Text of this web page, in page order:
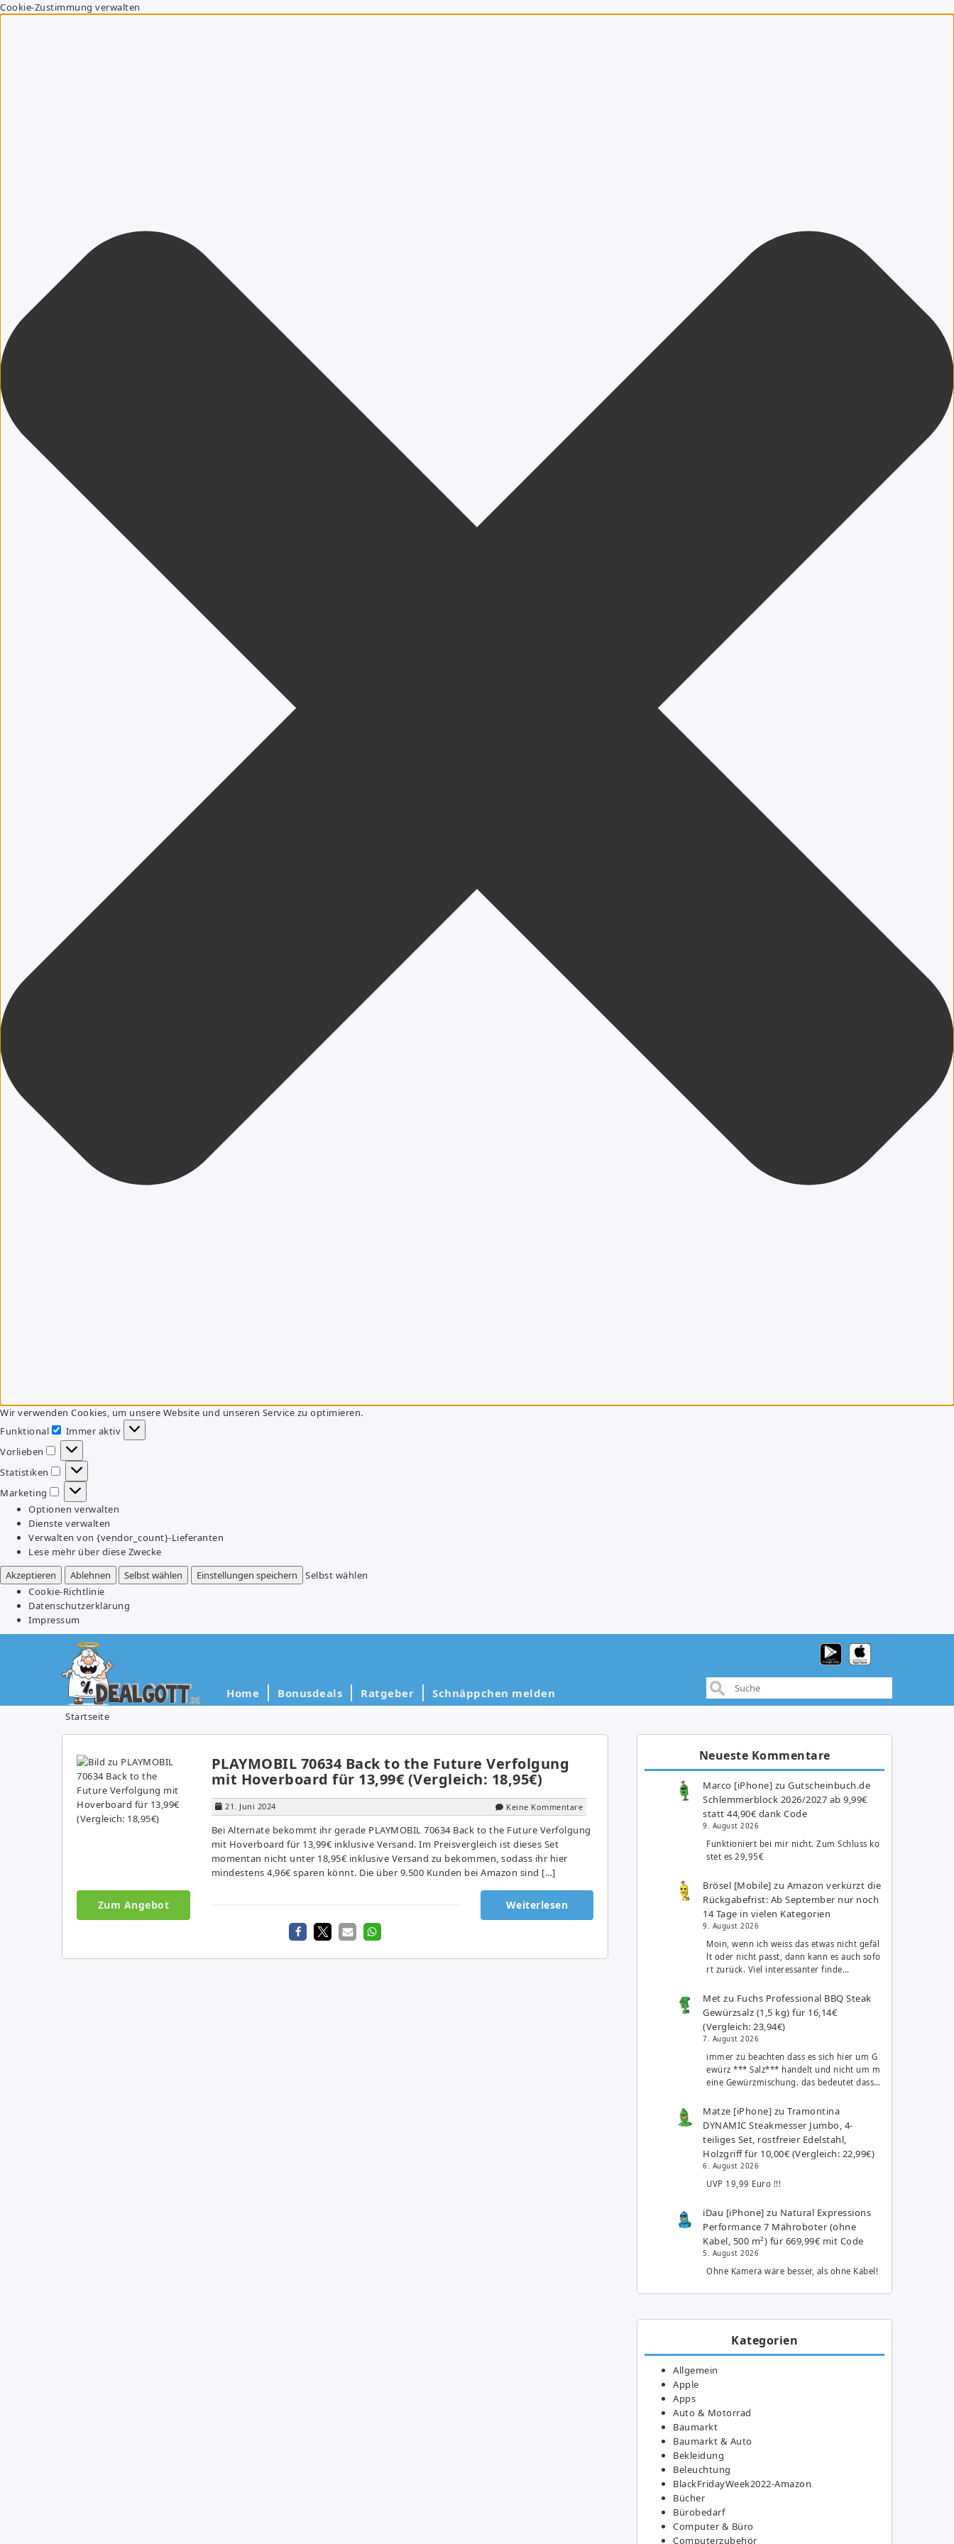
Cookie-Zustimmung verwalten
Wir verwenden Cookies, um unsere Website und unseren Service zu optimieren.
Funktional
Funktional
Immer aktiv
Vorlieben
Vorlieben
Statistiken
Statistiken
Marketing
Marketing
Optionen verwalten
Dienste verwalten
Verwalten von {vendor_count}-Lieferanten
Lese mehr über diese Zwecke
Akzeptieren
Ablehnen Selbst wählen Einstellungen speichern
Selbst wählen
Cookie-Richtlinie
Datenschutzerklärung
Impressum
Home Bonusdeals Ratgeber Schnäppchen melden
Startseite
PLAYMOBIL 70634 Back to the Future Verfolgung
mit Hoverboard für 13,99€ (Vergleich: 18,95€)
21. Juni 2024 Keine Kommentare
Bei Alternate bekommt ihr gerade PLAYMOBIL 70634 Back to the Future Verfolgung
mit Hoverboard für 13,99€ inklusive Versand. Im Preisvergleich ist dieses Set
momentan nicht unter 18,95€ inklusive Versand zu bekommen, sodass ihr hier
mindestens 4,96€ sparen könnt. Die über 9.500 Kunden bei Amazon sind […]
Zum Angebot Weiterlesen
Neueste Kommentare
Marco [iPhone] zuGutscheinbuch.de
Schlemmerblock 2026/2027 ab 9,99€
statt 44,90€ dank Code
9. August 2026
Funktioniert bei mir nicht. Zum Schluss ko
stet es 29,95€
Brösel [Mobile] zu Amazon verkürzt die
Rückgabefrist: Ab September nur noch
14 Tage in vielen Kategorien
9. August 2026
Moin, wenn ich weiss das etwas nicht gefäl
lt oder nicht passt, dann kann es auch sofo
rt zurück. Viel interessanter finde…
Met zu Fuchs Professional BBQ Steak
Gewürzsalz (1,5 kg) für 16,14€
(Vergleich: 23,94€)
7. August 2026
immer zu beachten dass es sich hier um G
ewürz *** Salz*** handelt und nicht um m
eine Gewürzmischung. das bedeutet dass…
Matze [iPhone] zuTramontina
DYNAMIC Steakmesser Jumbo, 4-
teiliges Set, rostfreier Edelstahl,
Holzgriff für 10,00€ (Vergleich: 22,99€)
6. August 2026
UVP 19,99 Euro !!!
iDau [iPhone] zu Natural Expressions
Performance 7 Mähroboter (ohne
Kabel, 500 m²) für 669,99€ mit Code
5. August 2026
Ohne Kamera wäre besser, als ohne Kabel!
Kategorien
Allgemein
Apple
Apps
Auto & Motorrad
Baumarkt
Baumarkt & Auto
Bekleidung
Beleuchtung
BlackFridayWeek2022-Amazon
Bücher
Bürobedarf
Computer & Büro
Computerzubehör